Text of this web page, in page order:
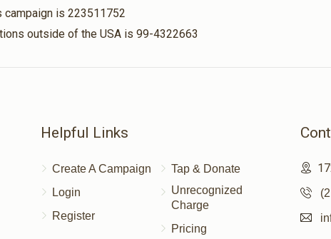
campaign is 223511752
outside of the USA is 99-4322663
Helpful Links
Create A Campaign
Login
Register
Tap & Donate
Unrecognized
Charge
Pricing